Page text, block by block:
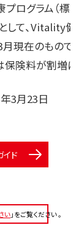
ログラム（標
て、Vitality健康
現在のものであ
険料が割増に
3月23日
ド
い 」をご覧ください 。